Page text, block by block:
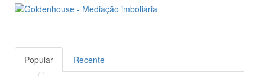
Popular Recente